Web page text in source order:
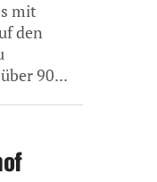
mit
den
90...